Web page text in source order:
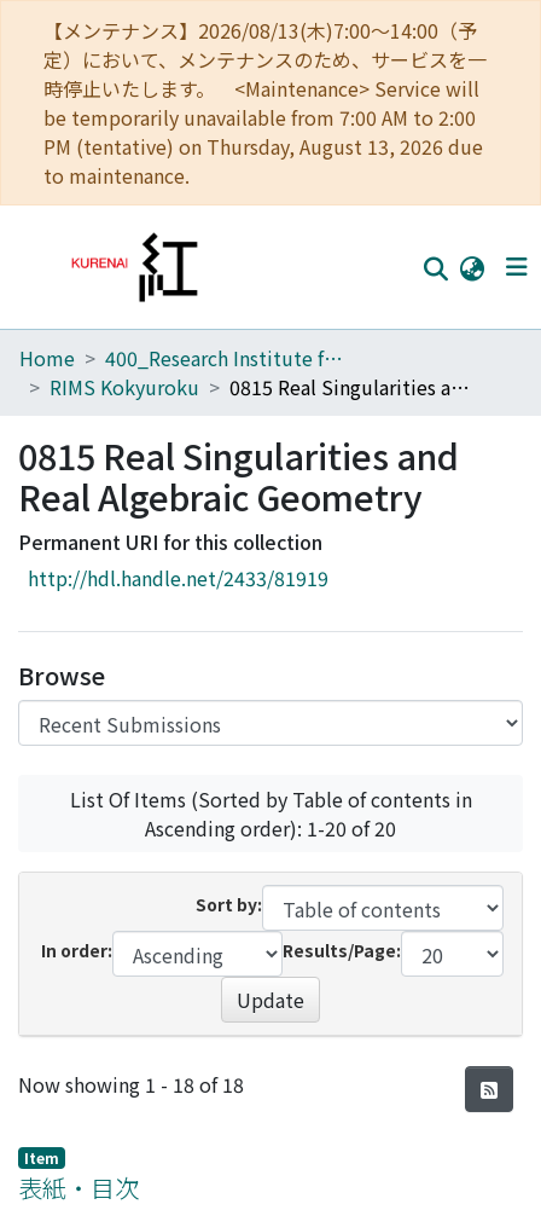
【メンテナンス】2026/08/13(木)7:00～14:00（予
定）において、メンテナンスのため、サービスを一
時停止いたします。 <Maintenance> Service will
be temporarily unavailable from 7:00 AM to 2:00
PM (tentative) on Thursday, August 13, 2026 due
to maintenance.
Home
Browse
Download Ranking
Access Statistics
Home
400_Research Institute for Mathematical Sciences
RIMS Kokyuroku
0815 Real Singularities and Real Algebraic Geometry
0815 Real Singularities and
Real Algebraic Geometry
Permanent URI for this collection
http://hdl.handle.net/2433/81919
Browse
List Of Items (Sorted by Table of contents in
Ascending order): 1-20 of 20
Sort by:
In order:
Results/Page:
Update
Recent Submissions
Now showing 1 - 18 of 18
Item
表紙・目次